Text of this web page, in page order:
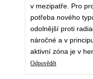
v mezipatře. Pro
potřeba nového
odolnější proti
náročné a v
aktivní zóna je v
Odpovědět